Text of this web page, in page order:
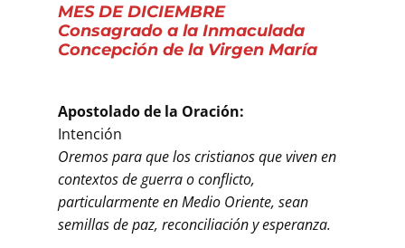
Familia Menesiana
Pastoral Vocacional
Contacto
Buscar
MES DE DICIEMBRE
Consagrado a la Inmaculada
Concepción de la Virgen María
Apostolado de la Oración:
Intención
Oremos para que los cristianos que viven en
contextos de guerra o conflicto,
particularmente en Medio Oriente, sean
semillas de paz, reconciliación y esperanza.